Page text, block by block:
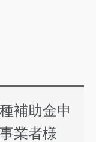
補助金申
業者様